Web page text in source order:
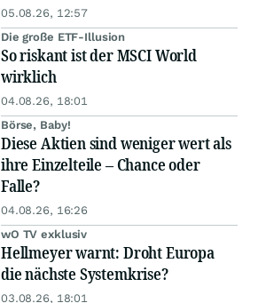
05.08.26, 12:57
Die große ETF-Illusion
So riskant ist der MSCI World
wirklich
04.08.26, 18:01
Börse, Baby!
Diese Aktien sind weniger wert als
ihre Einzelteile – Chance oder
Falle?
04.08.26, 16:26
wO TV exklusiv
Hellmeyer warnt: Droht Europa
die nächste Systemkrise?
03.08.26, 18:01